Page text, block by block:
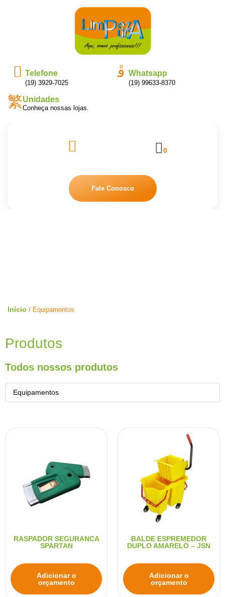
Telefone
(19) 3929-7025
Whatsapp
(19) 99633-8370
Unidades
Conheça nossas lojas.
0
Fale Conosco
Início / Equipamentos
Produtos
Todos nossos produtos
Equipamentos
RASPADOR SEGURANCA
SPARTAN
Adicionar o
orçamento
BALDE ESPREMEDOR
DUPLO AMARELO – JSN
Adicionar o
orçamento